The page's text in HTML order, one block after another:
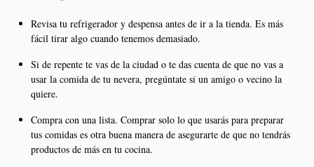
Revisa tu refrigerador y despensa antes de ir a la tienda. Es más
fácil tirar algo cuando tenemos demasiado.
Si de repente te vas de la ciudad o te das cuenta de que no vas a
usar la comida de tu nevera, pregúntate si un amigo o vecino la
quiere.
Compra con una lista. Comprar solo lo que usarás para preparar
tus comidas es otra buena manera de asegurarte de que no tendrás
productos de más en tu cocina.